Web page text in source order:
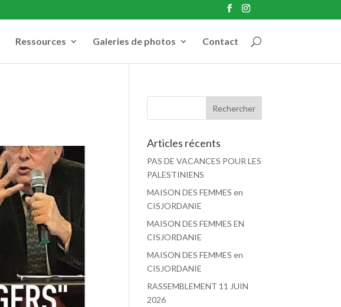
Ressources Galeries de photos Contact
Articles récents
PAS DE VACANCES POUR LES
PALESTINIENS
MAISON DES FEMMES en
CISJORDANIE
MAISON DES FEMMES EN
CISJORDANIE
MAISON DES FEMMES en
CISJORDANIE
RASSEMBLEMENT 11 JUIN
2026